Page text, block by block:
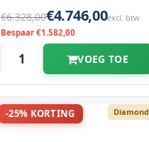
€6.328,00€4.746,00excl. btw
Bespaar €1.582,00
VOEG TOE
-25% KORTING Diamond